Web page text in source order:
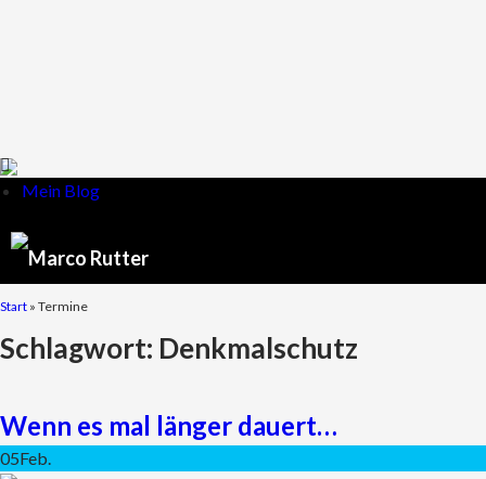
Mein Blog
Start » Termine
Schlagwort: Denkmalschutz
Wenn es mal länger dauert…
05Feb.